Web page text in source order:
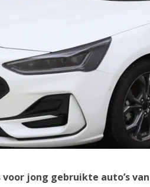
jong gebruikte auto’s